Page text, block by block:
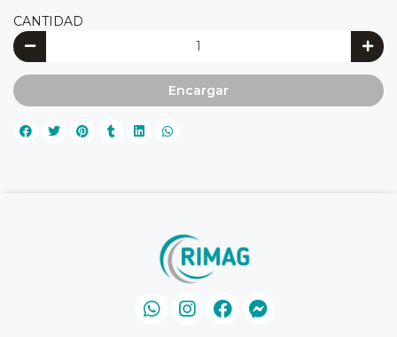
CANTIDAD
Encargar